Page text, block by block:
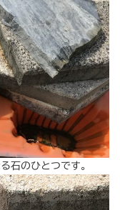
石のひとつです。